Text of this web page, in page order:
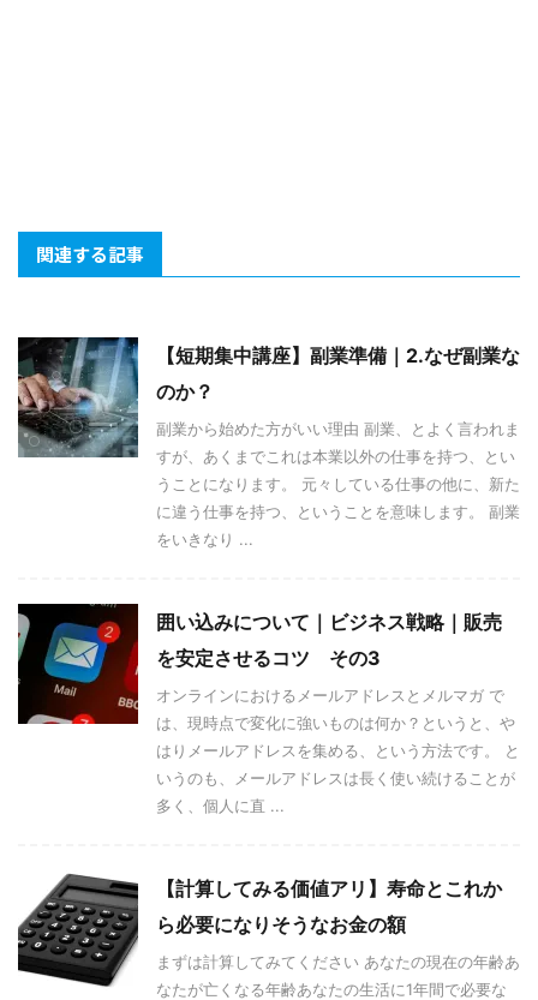
関連する記事
【短期集中講座】副業準備｜2.なぜ副業な
のか？
副業から始めた方がいい理由 副業、とよく言われま
すが、あくまでこれは本業以外の仕事を持つ、とい
うことになります。 元々している仕事の他に、新た
に違う仕事を持つ、ということを意味します。 副業
をいきなり ...
囲い込みについて｜ビジネス戦略｜販売
を安定させるコツ その3
オンラインにおけるメールアドレスとメルマガ で
は、現時点で変化に強いものは何か？というと、や
はりメールアドレスを集める、という方法です。 と
いうのも、メールアドレスは長く使い続けることが
多く、個人に直 ...
【計算してみる価値アリ】寿命とこれか
ら必要になりそうなお金の額
まずは計算してみてください あなたの現在の年齢あ
なたが亡くなる年齢あなたの生活に1年間で必要な